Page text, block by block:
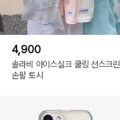
4,900
솔라비 아이스실크 쿨링 선스크린
손팔 토시